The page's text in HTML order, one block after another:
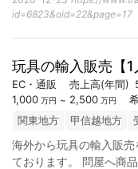
id=6823&oid=22&page=17
玩具の輸入販売【1
EC・通販 売上高(年間)
1,000 万円 ~ 2,500 万円
関東地方 甲信越地方
海外から玩具の輸入販
ております。 問屋へ商